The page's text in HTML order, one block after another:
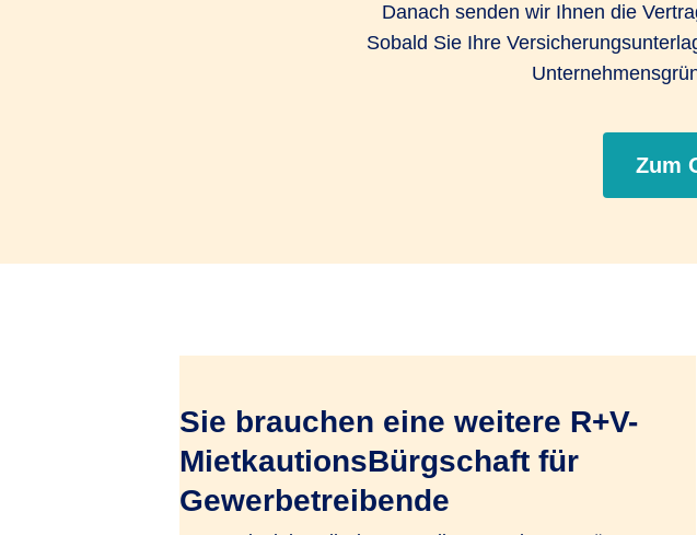
Danach senden wir Ihnen die
Sobald Sie Ihre
Zum
Sie brauchen eine weitere R+V-
MietkautionsBürgschaft für
Gewerbetreibende